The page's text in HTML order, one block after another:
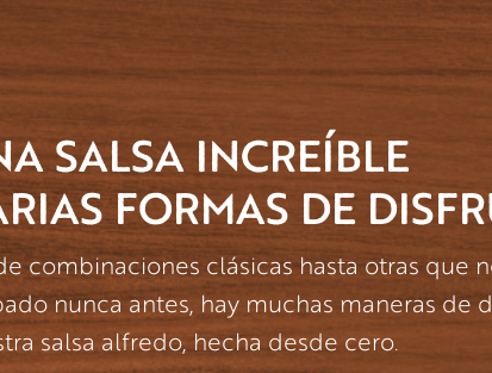
SALSA INCREÍBLE
FORMAS DE
combinaciones clásicas hasta otras que
nunca antes, hay muchas maneras de
salsa alfredo, hecha desde cero.